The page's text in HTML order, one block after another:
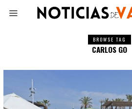
BROWSE TAG
CARLOS GO